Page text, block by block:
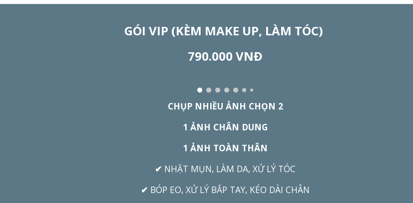
GÓI VIP (KÈM MAKE UP, LÀM TÓC)
790.000 VNĐ
CHỤP NHIỀU ẢNH CHỌN 2
1 ẢNH CHÂN DUNG
1 ẢNH TOÀN THÂN
✔ NHẶT MỤN, LÀM DA, XỬ LÝ TÓC
✔ BÓP EO, XỬ LÝ BẮP TAY, KÉO DÀI CHÂN